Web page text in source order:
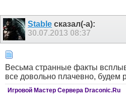
Stable сказал(-а):
30.07.2013 08:37
Весьма странные факты
все довольно плачевно, будем
Игровой Мастер Сервера Draconic.Ru